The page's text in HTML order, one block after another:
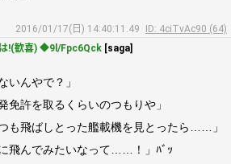
2016/01/17(日) 14:40:11.49
ID: 4ciTvAc90 (64)
!(歓喜) ◆9l/Fpc6Qck [saga]
いんやで？」
免許を取るくらいのつもりや」
も飛ばしとった艦載機を見とったら……」
飛んでみたいなって……！」ﾊﾞｯ